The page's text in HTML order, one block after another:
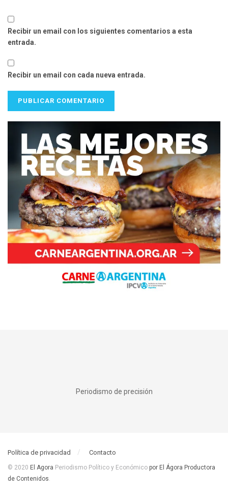
Recibir un email con los siguientes comentarios a esta
entrada.
Recibir un email con cada nueva entrada.
Periodismo de precisión
Política de privacidad Contacto
© 2020 El Agora Periodismo Político y Económico por El Ágora Productora
de Contenidos